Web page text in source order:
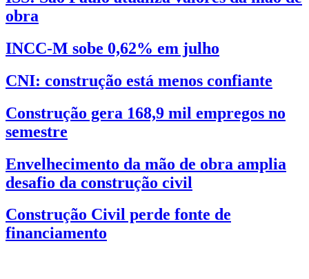
obra
INCC-M sobe 0,62% em julho
CNI: construção está menos confiante
Construção gera 168,9 mil empregos no
semestre
Envelhecimento da mão de obra amplia
desafio da construção civil
Construção Civil perde fonte de
financiamento